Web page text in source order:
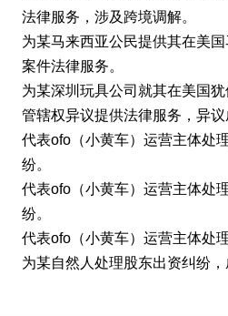
法律服务，涉及跨境调解。
为某马来西亚公民提供其在美
案件法律服务。
为某深圳玩具公司就其在美国
管辖权异议提供法律服务，异议
代表ofo（小黄车）运营主体处
纷。
代表ofo（小黄车）运营主体处
纷。
代表ofo（小黄车）运营主体处
为某自然人处理股东出资纠纷，